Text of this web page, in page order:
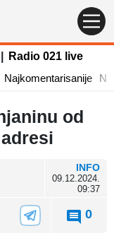
Radio 021 live
Najkomentarisanije
od
INFO
09.12.2024.
09:37
0